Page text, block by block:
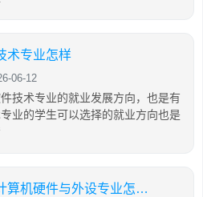
术专业怎样
06-12
技术专业的就业发展方向，也是有
业的学生可以选择的就业方向也是
成都市中等职业学校的计算机硬件与外设专业怎么样